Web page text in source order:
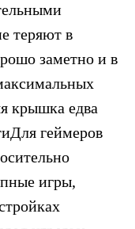
теряют в
заметно и в
крышка едва
геймеров
игры,